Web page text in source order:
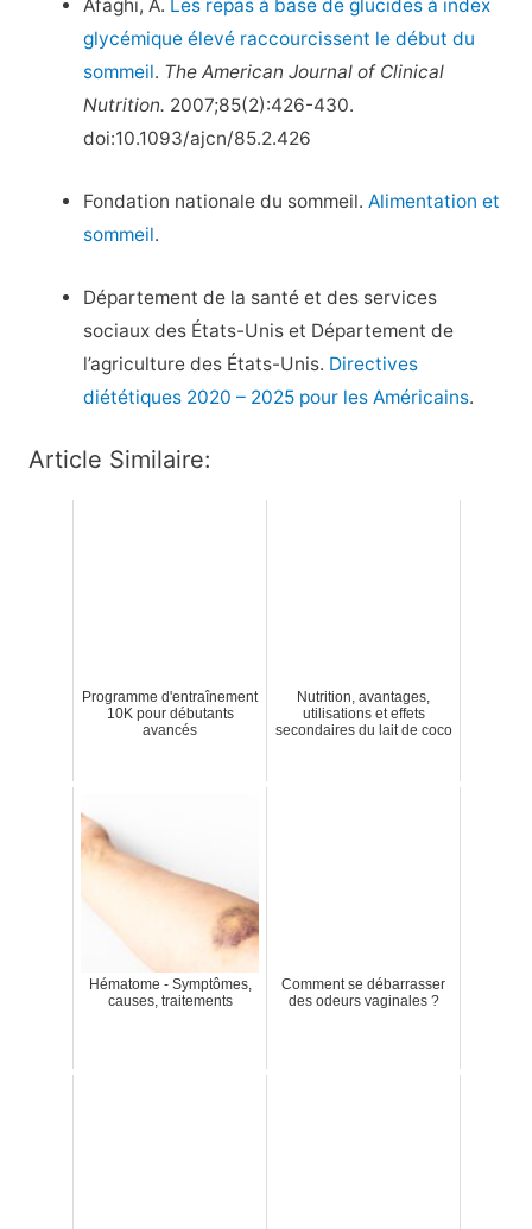
Afaghi, A. Les repas à base de glucides à index
glycémique élevé raccourcissent le début du
sommeil. The American Journal of Clinical
Nutrition. 2007;85(2):426-430.
doi:10.1093/ajcn/85.2.426
Fondation nationale du sommeil. Alimentation et
sommeil.
Département de la santé et des services
sociaux des États-Unis et Département de
l’agriculture des États-Unis. Directives
diététiques 2020 – 2025 pour les Américains.
Article Similaire:
Programme d'entraînement
10K pour débutants
avancés
Nutrition, avantages,
utilisations et effets
secondaires du lait de coco
Hématome - Symptômes,
causes, traitements
Comment se débarrasser
des odeurs vaginales ?